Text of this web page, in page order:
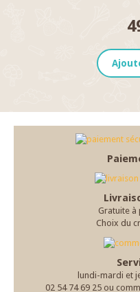
Gratuite à
Choix du
lundi-mardi et
02 54 74 69 25 ou